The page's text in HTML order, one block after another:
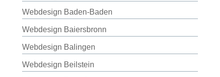
Webdesign Baden-Baden
Webdesign Baiersbronn
Webdesign Balingen
Webdesign Beilstein